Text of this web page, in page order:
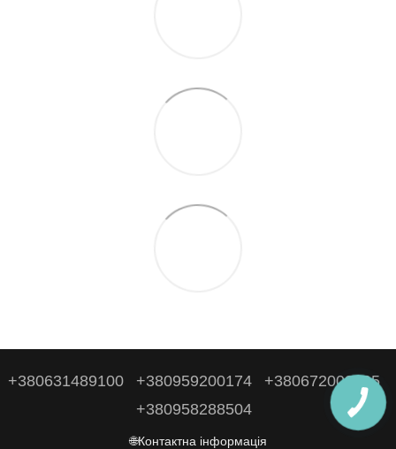
+380631489100 +380959200174
+380672009095
+380958288504
🌐Контактна інформація